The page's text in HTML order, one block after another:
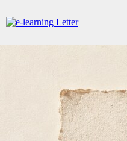
CONTRIBUTEURS
ANNUAIRE
EMPLOIS
ÉVÉNEMENTS